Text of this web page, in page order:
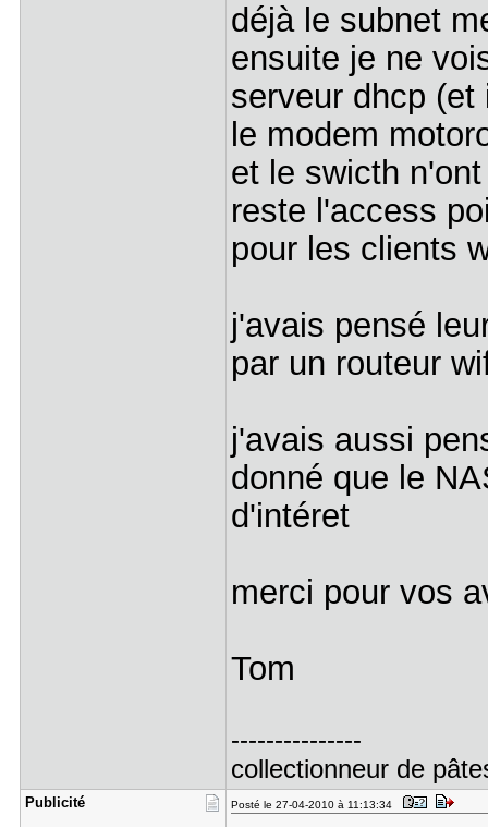
déjà le subnet
ensuite je ne
serveur dhcp
le modem
et le swicth
reste l'access
pour les clients
j'avais pensé
par un routeur
j'avais aussi
donné que le
d'intéret
merci pour vos
Tom
---------------
collectionneur de
Publicité Posté le 27-04-2010 à 11:13:34